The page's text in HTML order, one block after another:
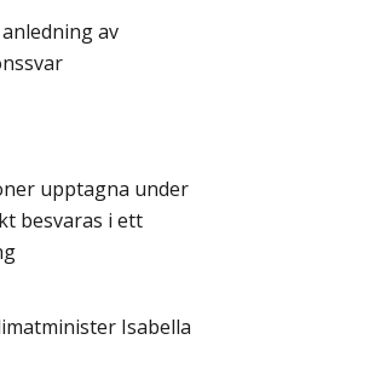
av
upptagna under
besvaras i ett
Isabella